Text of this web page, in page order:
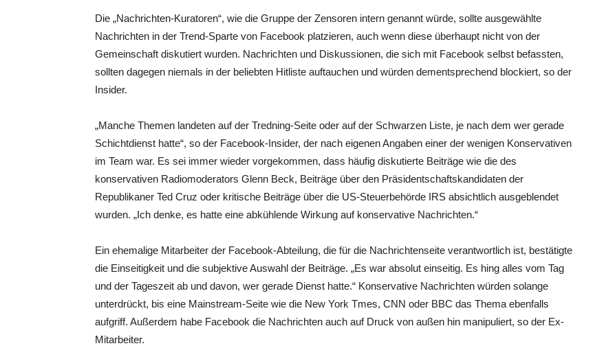
Die „Nachrichten-Kuratoren“, wie die Gruppe der Zensoren intern genannt würde, sollte ausgewählte
Nachrichten in der Trend-Sparte von Facebook platzieren, auch wenn diese überhaupt nicht von der
Gemeinschaft diskutiert wurden. Nachrichten und Diskussionen, die sich mit Facebook selbst befassten,
sollten dagegen niemals in der beliebten Hitliste auftauchen und würden dementsprechend blockiert, so der
Insider.
„Manche Themen landeten auf der Tredning-Seite oder auf der Schwarzen Liste, je nach dem wer gerade
Schichtdienst hatte“, so der Facebook-Insider, der nach eigenen Angaben einer der wenigen Konservativen
im Team war. Es sei immer wieder vorgekommen, dass häufig diskutierte Beiträge wie die des
konservativen Radiomoderators Glenn Beck, Beiträge über den Präsidentschaftskandidaten der
Republikaner Ted Cruz oder kritische Beiträge über die US-Steuerbehörde IRS absichtlich ausgeblendet
wurden. „Ich denke, es hatte eine abkühlende Wirkung auf konservative Nachrichten.“
Ein ehemalige Mitarbeiter der Facebook-Abteilung, die für die Nachrichtenseite verantwortlich ist, bestätigte
die Einseitigkeit und die subjektive Auswahl der Beiträge. „Es war absolut einseitig. Es hing alles vom Tag
und der Tageszeit ab und davon, wer gerade Dienst hatte.“ Konservative Nachrichten würden solange
unterdrückt, bis eine Mainstream-Seite wie die New York Tmes, CNN oder BBC das Thema ebenfalls
aufgriff. Außerdem habe Facebook die Nachrichten auch auf Druck von außen hin manipuliert, so der Ex-
Mitarbeiter.